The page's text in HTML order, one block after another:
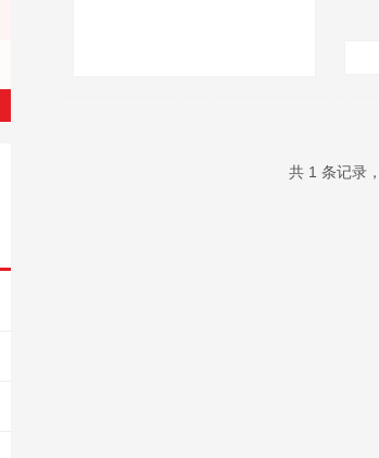
共 1 条记录